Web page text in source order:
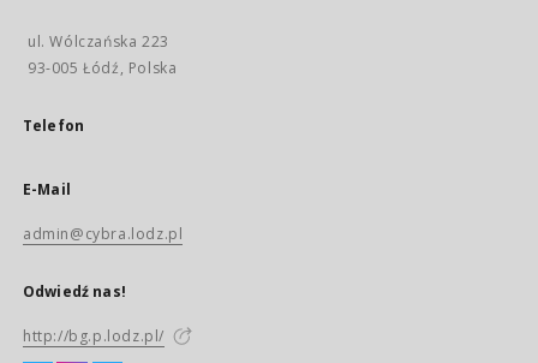
ul. Wólczańska 223
93-005 Łódź, Polska
Telefon
E-Mail
admin@cybra.lodz.pl
Odwiedź nas!
http://bg.p.lodz.pl/